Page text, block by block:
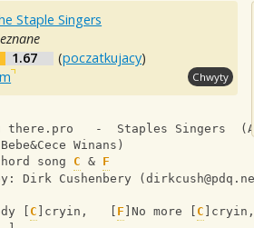
Staple Singers
1.67 (poczatkujacy)
Chwyty
-  Staples Singers
Winans)
song C & F
Dirk Cushenbery (
[ C ]cryin,   [ F ]No more [ C